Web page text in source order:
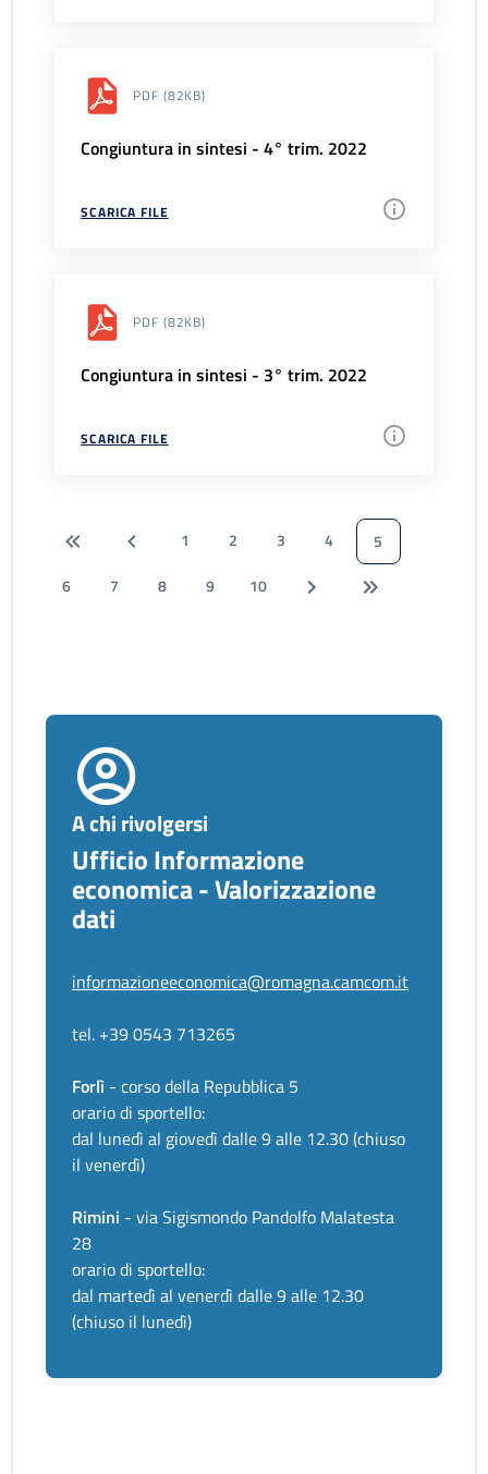
PDF (82KB)
Congiuntura in sintesi - 4° trim. 2022
SCARICA FILE
PDF (82KB)
Congiuntura in sintesi - 3° trim. 2022
SCARICA FILE
1 2 3 4
5
6
7 8 9 10
A chi rivolgersi
Ufficio Informazione
economica - Valorizzazione
dati
informazioneeconomica@romagna.camcom.it
tel. +39 0543 713265
Forlì - corso della Repubblica 5
orario di sportello:
dal lunedì al giovedì dalle 9 alle 12.30 (chiuso
il venerdì)
Rimini - via Sigismondo Pandolfo Malatesta
28
orario di sportello:
dal martedì al venerdì dalle 9 alle 12.30
(chiuso il lunedì)